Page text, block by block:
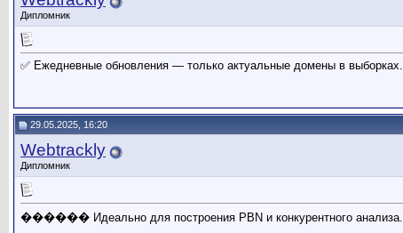
Дипломник
✅ Ежедневные обновления — только актуальные домены в выборках.
29.05.2025, 16:20
Webtrackly
Дипломник
������ Идеально для построения PBN и конкурентного анализа.